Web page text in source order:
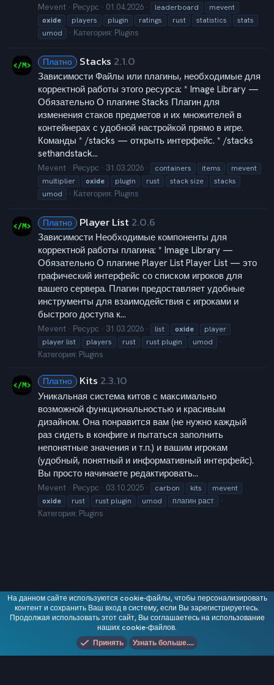
Mevent Ресурс 01.04.2026 leaderboard
mevent
oxide
players plugin ratings rust statistics
stats
umod
Категория: Plugins
Платно Stacks 2.1.0
Зависимости Файлы или плагины, необходимые для
корректной работы этого ресурса: * Image Library —
Обязательно О плагине Stacks Плагин для
изменения стаков предметов и их множителей в
контейнерах с удобной настройкой прямо в игре.
Команды * /stacks — открыть интерфейс. * /stacks
sethandstack...
Mevent Ресурс 31.03.2026 containers items
mevent
multiplier
oxide plugin rust stack size
stacks
umod
Категория: Plugins
Платно Player List2.0.6
Зависимости Необходимые компоненты для
корректной работы плагина: * Image Library —
Обязательно О плагине Player List Player List — это
графический интерфейс со списком игроков для
вашего сервера. Плагин предоставляет удобные
инструменты для взаимодействия с игроками и
быстрого доступа к...
Mevent Ресурс 31.03.2026 list oxide
player
player list
players rust rust plugin umod
Категория: Plugins
Платно Kits 2.3.10
Уникальная система китов с максимально
возможной функциональностью и красивым
дизайном. Она понравится вам (не нужно каждый
раз сидеть в конфиге и пытаться заполнить
непонятные значения и т.п.) и вашим игрокам
(удобный, понятный и информативный интерфейс).
Вы просто начинаете редактировать...
Mevent Ресурс 03.10.2025 carbon kits
mevent
oxide
rust rust plugin umod плагин раст
Категория: Plugins
Русский (RU)
Политика файлов cookie
Политика конфиденциальности
Помощь Главная
На данном сайте используются cookie-файлы, чтобы персонализировать
контент и сохранить Ваш вход в систему, если Вы зарегистрируетесь.
Продолжая использовать этот сайт, Вы соглашаетесь на использование
наших cookie-файлов.
Принять Узнать больше....